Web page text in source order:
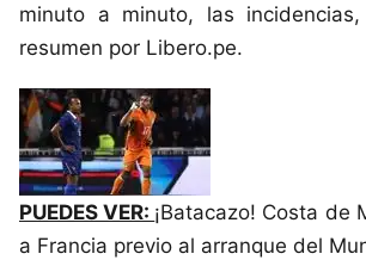
minuto a minuto, las
resumen por Libero.pe.
PUEDES VER: ¡Batacazo! Costa de
a Francia previo al arranque del